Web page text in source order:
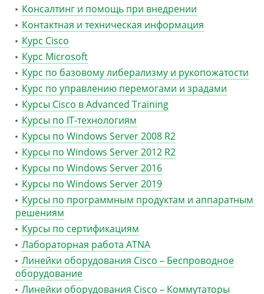
Консалтинг и помощь при внедрении
Контактная и техническая информация
Курс Cisco
Курс Microsoft
Курс по базовому либерализму и рукопожатости
Курс по управлению перемогами и зрадами
Курсы Cisco в Advanced Training
Курсы по IT-технологиям
Курсы по Windows Server 2008 R2
Курсы по Windows Server 2012 R2
Курсы по Windows Server 2016
Курсы по Windows Server 2019
Курсы по программным продуктам и аппаратным
решениям
Курсы по сертификациям
Лабораторная работа ATNA
Линейки оборудования Cisco – Беспроводное
оборудование
Линейки оборудования Cisco – Коммутаторы